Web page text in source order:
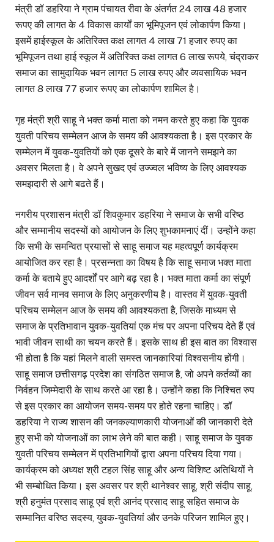
मंत्री डॉ डहरिया ने ग्राम पंचायत रीवा के अंतर्गत 24 लाख 48 हजार
रूपए की लागत के 4 विकास कार्यों का भूमिपूजन एवं लोकार्पण किया।
इसमें हाईस्कूल के अतिरिक्त कक्ष लागत 4 लाख 71 हजार रुपए का
भूमिपूजन तथा हाई स्कूल में अतिरिक्त कक्ष लागत 6 लाख रूपये, चंद्राकर
समाज का सामुदायिक भवन लागत 5 लाख रुपए और व्यवसायिक भवन
लागत 8 लाख 77 हजार रूपए का लोकार्पण शामिल है।
गृह मंत्री श्री साहू ने भक्त कर्मा माता को नमन करते हुए कहा कि युवक
युवती परिचय सम्मेलन आज के समय की आवश्यकता है। इस प्रकार के
सम्मेलन में युवक-युवतियों को एक दूसरे के बारे में जानने समझने का
अवसर मिलता है। वे अपने सुखद एवं उज्ज्वल भविष्य के लिए आवश्यक
समझदारी से आगे बढते हैं।
नगरीय प्रशासन मंत्री डॉ शिवकुमार डहरिया ने समाज के सभी वरिष्ठ
और सम्मानीय सदस्यों को आयोजन के लिए शुभकामनाएं दीं। उन्होंने कहा
कि सभी के समन्वित प्रयासों से साहू समाज यह महत्वपूर्ण कार्यक्रम
आयोजित कर रहा है। प्रसन्नता का विषय है कि साहू समाज भक्त माता
कर्मा के बताये हुए आदर्शों पर आगे बढ़ रहा है। भक्त माता कर्मा का संपूर्ण
जीवन सर्व मानव समाज के लिए अनुकरणीय है। वास्तव में युवक-युवती
परिचय सम्मेलन आज के समय की आवश्यकता है, जिसके माध्यम से
समाज के प्रतिभावान युवक-युवतियां एक मंच पर अपना परिचय देते हैं एवं
भावी जीवन साथी का चयन करते हैं। इसके साथ ही इस बात का विश्वास
भी होता है कि यहां मिलने वाली समस्त जानकारियां विश्वसनीय होंगी।
साहू समाज छत्तीसगढ़ प्रदेश का संगठित समाज है, जो अपने कर्तव्यों का
निर्वहन जिम्मेदारी के साथ करते आ रहा है। उन्होंने कहा कि निश्चित रुप
से इस प्रकार का आयोजन समय-समय पर होते रहना चाहिए। डॉ
डहरिया ने राज्य शासन की जनकल्याणकारी योजनाओं की जानकारी देते
हुए सभी को योजनाओं का लाभ लेने की बात कही। साहू समाज के युवक
युवती परिचय सम्मेलन में प्रतिभागियों द्वारा अपना परिचय दिया गया।
कार्यक्रम को अध्यक्ष श्री टहल सिंह साहू और अन्य विशिष्ट अतिथियों ने
भी सम्बोधित किया। इस अवसर पर श्री थानेश्वर साहू, श्री संदीप साहू,
श्री हनुमंत प्रसाद साहू एवं श्री आनंद प्रसाद साहू सहित समाज के
सम्मानित वरिष्ठ सदस्य, युवक-युवतियां और उनके परिजन शामिल हुए।